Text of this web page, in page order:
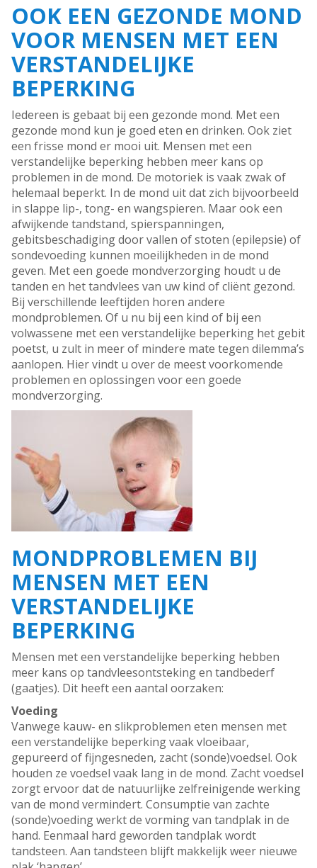
OOK EEN GEZONDE MOND
VOOR MENSEN MET EEN
VERSTANDELIJKE
BEPERKING
Iedereen is gebaat bij een gezonde mond. Met een
gezonde mond kun je goed eten en drinken. Ook ziet
een frisse mond er mooi uit. Mensen met een
verstandelijke beperking hebben meer kans op
problemen in de mond. De motoriek is vaak zwak of
helemaal beperkt. In de mond uit dat zich bijvoorbeeld
in slappe lip-, tong- en wangspieren. Maar ook een
afwijkende tandstand, spierspanningen,
gebitsbeschadiging door vallen of stoten (epilepsie) of
sondevoeding kunnen moeilijkheden in de mond
geven. Met een goede mondverzorging houdt u de
tanden en het tandvlees van uw kind of cliënt gezond.
Bij verschillende leeftijden horen andere
mondproblemen. Of u nu bij een kind of bij een
volwassene met een verstandelijke beperking het gebit
poetst, u zult in meer of mindere mate tegen dilemma’s
aanlopen. Hier vindt u over de meest voorkomende
problemen en oplossingen voor een goede
mondverzorging.
MONDPROBLEMEN BIJ
MENSEN MET EEN
VERSTANDELIJKE
BEPERKING
Mensen met een verstandelijke beperking hebben
meer kans op tandvleesontsteking en tandbederf
(gaatjes). Dit heeft een aantal oorzaken:
Voeding
Vanwege kauw- en slikproblemen eten mensen met
een verstandelijke beperking vaak vloeibaar,
gepureerd of fijngesneden, zacht (sonde)voedsel. Ook
houden ze voedsel vaak lang in de mond. Zacht voedsel
zorgt ervoor dat de natuurlijke zelfreinigende werking
van de mond vermindert. Consumptie van zachte
(sonde)voeding werkt de vorming van tandplak in de
hand. Eenmaal hard geworden tandplak wordt
tandsteen. Aan tandsteen blijft makkelijk weer nieuwe